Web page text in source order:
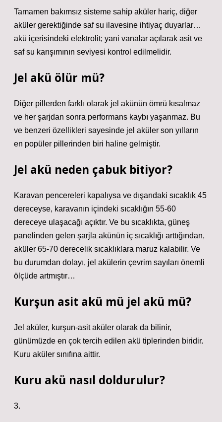
Tamamen bakımsız sisteme sahip aküler hariç, diğer
aküler gerektiğinde saf su ilavesine ihtiyaç duyarlar…
akü içerisindeki elektrolit; yani vanalar açılarak asit ve
saf su karışımının seviyesi kontrol edilmelidir.
Jel akü ölür mü?
Diğer pillerden farklı olarak jel akünün ömrü kısalmaz
ve her şarjdan sonra performans kaybı yaşanmaz. Bu
ve benzeri özellikleri sayesinde jel aküler son yılların
en popüler pillerinden biri haline gelmiştir.
Jel akü neden çabuk bitiyor?
Karavan pencereleri kapalıysa ve dışarıdaki sıcaklık 45
dereceyse, karavanın içindeki sıcaklığın 55-60
dereceye ulaşacağı açıktır. Ve bu sıcaklıkta, güneş
panelinden gelen şarjla akünün iç sıcaklığı arttığından,
aküler 65-70 derecelik sıcaklıklara maruz kalabilir. Ve
bu durumdan dolayı, jel akülerin çevrim sayıları önemli
ölçüde artmıştır…
Kurşun asit akü mü jel akü mü?
Jel aküler, kurşun-asit aküler olarak da bilinir,
günümüzde en çok tercih edilen akü tiplerinden biridir.
Kuru aküler sınıfına aittir.
Kuru akü nasıl doldurulur?
3.